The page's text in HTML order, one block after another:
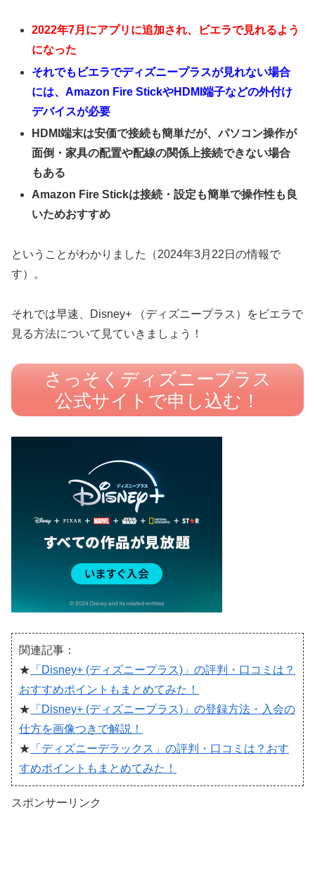
2022年7月にアプリに追加され、ビエラで見れるよう
になった
それでもビエラでディズニープラスが見れない場合
には、Amazon Fire StickやHDMI端子などの外付け
デバイスが必要
HDMI端末は安価で接続も簡単だが、パソコン操作が
面倒・家具の配置や配線の関係上接続できない場合
もある
Amazon Fire Stickは接続・設定も簡単で操作性も良
いためおすすめ
ということがわかりました（2024年3月22日の情報で
す）。
それでは早速、Disney+ （ディズニープラス）をビエラで
見る方法について見ていきましょう！
さっそくディズニープラス
公式サイトで申し込む！
関連記事：
★ 「Disney+ (ディズニープラス)」の評判・口コミは？
おすすめポイントもまとめてみた！
★ 「Disney+ (ディズニープラス)」の登録方法・入会の
仕方を画像つきで解説！
★ 「ディズニーデラックス」の評判・口コミは？おす
すめポイントもまとめてみた！
スポンサーリンク